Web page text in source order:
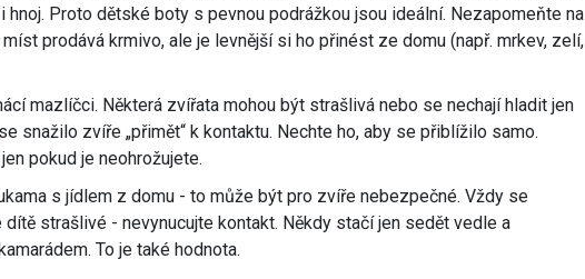
hnoj. Proto dětské boty s pevnou podrážkou jsou ideální. Nezapomeňte na
prodává krmivo, ale je levnější si ho přinést ze domu (např. mrkev, zelí,
mazlíčci. Některá zvířata mohou být strašlivá nebo se nechají hladit jen
snažilo zvíře „přimět“ k kontaktu. Nechte ho, aby se přiblížilo samo.
pokud je neohrožujete.
s jídlem z domu - to může být pro zvíře nebezpečné. Vždy se
strašlivé - nevynucujte kontakt. Někdy stačí jen sedět vedle a
To je také hodnota.